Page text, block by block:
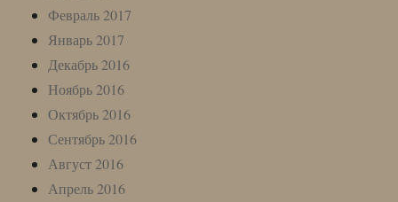
Февраль 2017
Январь 2017
Декабрь 2016
Ноябрь 2016
Октябрь 2016
Сентябрь 2016
Август 2016
Апрель 2016